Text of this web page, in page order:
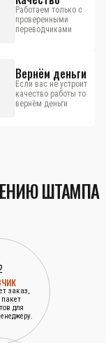
Работаем только с
проверенными
переводчиками
Вернём деньги
Если вас не устроит
качество работы то
вернём деньги
ШТАМПА
заказ,
пакет
для